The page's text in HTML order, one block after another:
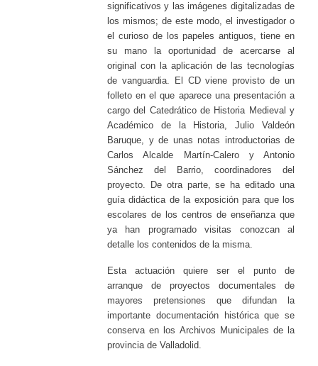
significativos y las imágenes digitalizadas de
los mismos; de este modo, el investigador o
el curioso de los papeles antiguos, tiene en
su mano la oportunidad de acercarse al
original con la aplicación de las tecnologías
de vanguardia. El CD viene provisto de un
folleto en el que aparece una presentación a
cargo del Catedrático de Historia Medieval y
Académico de la Historia, Julio Valdeón
Baruque, y de unas notas introductorias de
Carlos Alcalde Martín-Calero y Antonio
Sánchez del Barrio, coordinadores del
proyecto. De otra parte, se ha editado una
guía didáctica de la exposición para que los
escolares de los centros de enseñanza que
ya han programado visitas conozcan al
detalle los contenidos de la misma.
Esta actuación quiere ser el punto de
arranque de proyectos documentales de
mayores pretensiones que difundan la
importante documentación histórica que se
conserva en los Archivos Municipales de la
provincia de Valladolid.